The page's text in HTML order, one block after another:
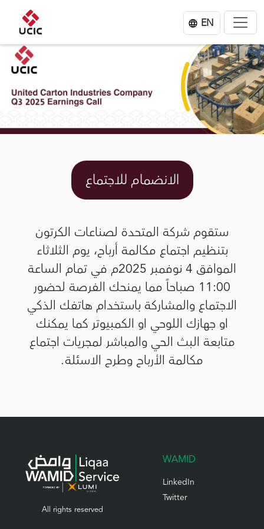
EN
الانضمام للاجتماع
ستقوم شركة المتحدة لصناعات الكرتون
بتنظيم اجتماع مكالمة أرباح، يوم الثلاثاء
الموافق 4 نوفمبر 2025م في تمام الساعة
11:00 صباحاً مما يمنحك الفرصة لحضور
الاجتماع والمشاركة باستخدام هاتفك الذكي
او جهازك اللوحي او الكمبيوتر كما يمكنك
متابعة البث الحي والمباشر لمجريات اجتماع
مكالمة الأرباح وطرح الاسئلة.
All rights reserved
WAMID
LinkedIn
Twitter